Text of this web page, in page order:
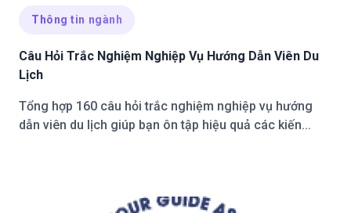
Thông tin ngành
Câu Hỏi Trắc Nghiệm Nghiệp Vụ Hướng Dẫn Viên Du
Lịch
Tổng hợp 160 câu hỏi trắc nghiệm nghiệp vụ hướng
dẫn viên du lịch giúp bạn ôn tập hiệu quả các kiến...